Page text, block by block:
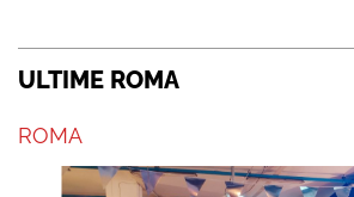
ULTIME ROMA
ROMA